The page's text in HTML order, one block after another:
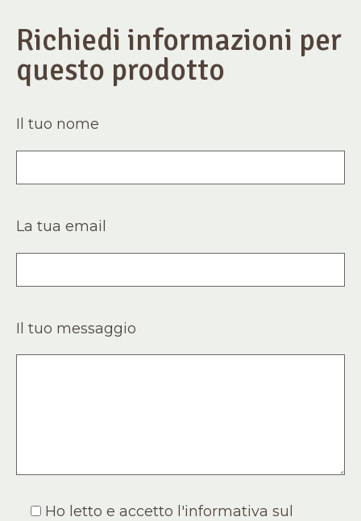
Richiedi informazioni per
questo prodotto
Il tuo nome
La tua email
Il tuo messaggio
Ho letto e accetto l'informativa sul